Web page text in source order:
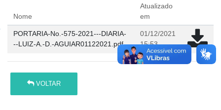
Nome
Atualizado
em
PORTARIA-No.-575-2021---DIARIA-
--LUIZ-A.-D.-AGUIAR01122021.pdf
01/12/2021
15:53
VOLTAR